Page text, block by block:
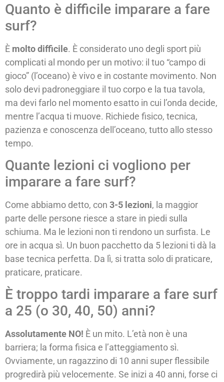
Quanto è difficile imparare a fare
surf?
È molto difficile. È considerato uno degli sport più
complicati al mondo per un motivo: il tuo “campo di
gioco” (l’oceano) è vivo e in costante movimento. Non
solo devi padroneggiare il tuo corpo e la tua tavola,
ma devi farlo nel momento esatto in cui l’onda decide,
mentre l’acqua ti muove. Richiede fisico, tecnica,
pazienza e conoscenza dell’oceano, tutto allo stesso
tempo.
Quante lezioni ci vogliono per
imparare a fare surf?
Come abbiamo detto, con 3-5 lezioni, la maggior
parte delle persone riesce a stare in piedi sulla
schiuma. Ma le lezioni non ti rendono un surfista. Le
ore in acqua sì. Un buon pacchetto da 5 lezioni ti dà la
base tecnica perfetta. Da lì, si tratta solo di praticare,
praticare, praticare.
È troppo tardi imparare a fare surf
a 25 (o 30, 40, 50) anni?
Assolutamente NO! È un mito. L’età non è una
barriera; la forma fisica e l’atteggiamento sì.
Ovviamente, un ragazzino di 10 anni super flessibile
progredirà più velocemente. Se inizi a 40 anni, forse ci